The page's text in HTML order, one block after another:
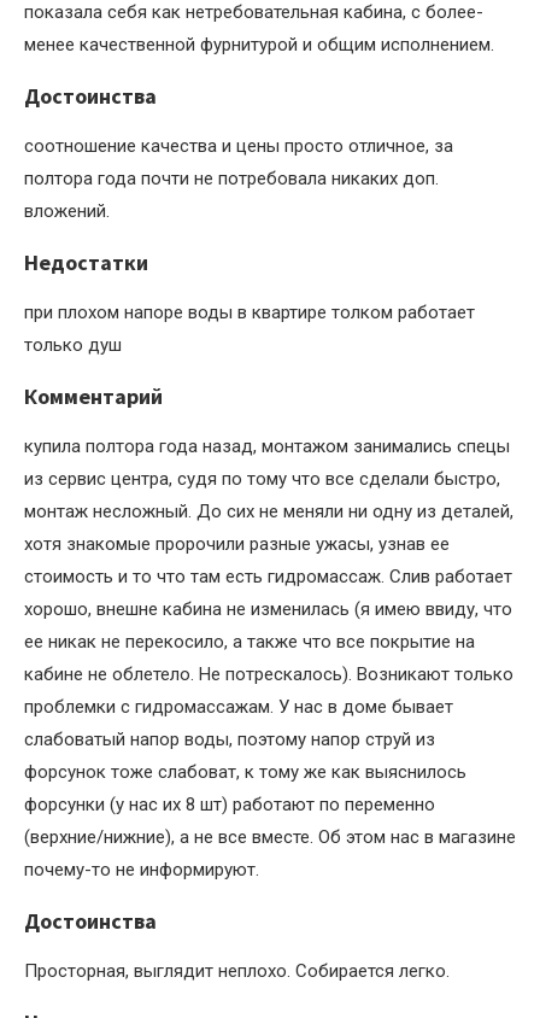
показала себя как нетребовательная кабина, с более-
менее качественной фурнитурой и общим исполнением.
Достоинства
соотношение качества и цены просто отличное, за
полтора года почти не потребовала никаких доп.
вложений.
Недостатки
при плохом напоре воды в квартире толком работает
только душ
Комментарий
купила полтора года назад, монтажом занимались спецы
из сервис центра, судя по тому что все сделали быстро,
монтаж несложный. До сих не меняли ни одну из деталей,
хотя знакомые пророчили разные ужасы, узнав ее
стоимость и то что там есть гидромассаж. Слив работает
хорошо, внешне кабина не изменилась (я имею ввиду, что
ее никак не перекосило, а также что все покрытие на
кабине не облетело. Не потрескалось). Возникают только
проблемки с гидромассажам. У нас в доме бывает
слабоватый напор воды, поэтому напор струй из
форсунок тоже слабоват, к тому же как выяснилось
форсунки (у нас их 8 шт) работают по переменно
(верхние/нижние), а не все вместе. Об этом нас в магазине
почему-то не информируют.
Достоинства
Просторная, выглядит неплохо. Собирается легко.